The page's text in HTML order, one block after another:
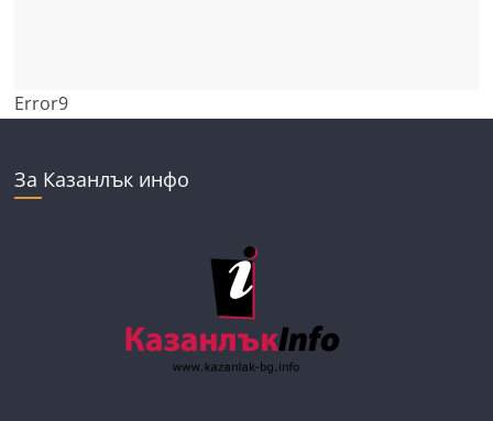
Error9
За Казанлък инфо